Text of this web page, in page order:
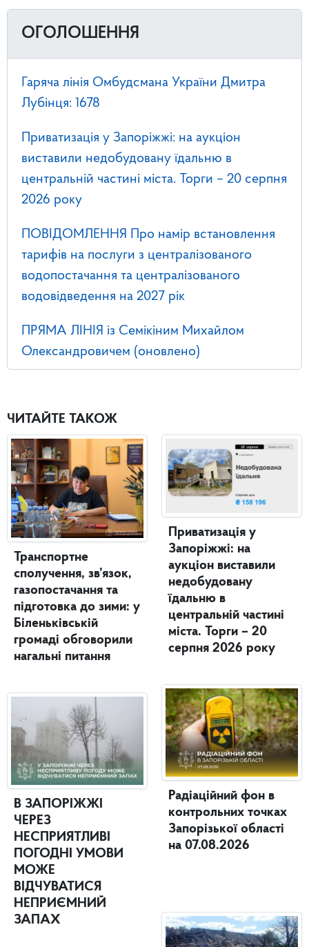
ОГОЛОШЕННЯ
Гаряча лінія Омбудсмана України Дмитра
Лубінця: 1678
Приватизація у Запоріжжі: на аукціон
виставили недобудовану їдальню в
центральній частині міста. Торги – 20 серпня
2026 року
ПОВІДОМЛЕННЯ Про намір встановлення
тарифів на послуги з централізованого
водопостачання та централізованого
водовідведення на 2027 рік
ПРЯМА ЛІНІЯ із Семікіним Михайлом
Олександровичем (оновлено)
ЧИТАЙТЕ ТАКОЖ
Транспортне
сполучення, зв’язок,
газопостачання та
підготовка до зими: у
Біленьківській
громаді обговорили
нагальні питання
В ЗАПОРІЖЖІ
ЧЕРЕЗ
НЕСПРИЯТЛИВІ
ПОГОДНІ УМОВИ
МОЖЕ
ВІДЧУВАТИСЯ
НЕПРИЄМНИЙ
ЗАПАХ
Приватизація у
Запоріжжі: на
аукціон виставили
недобудовану
їдальню в
центральній частині
міста. Торги – 20
серпня 2026 року
Радіаційний фон в
контрольних точках
Запорізької області
на 07.08.2026